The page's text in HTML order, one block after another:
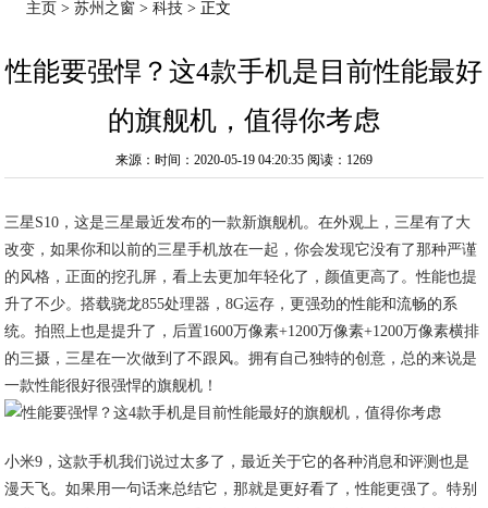
主页 >苏州之窗 >科技 > 正文
性能要强悍？这4款手机是目前性能最好
的旗舰机，值得你考虑
来源：时间：2020-05-19 04:20:35 阅读：1269
三星S10，这是三星最近发布的一款新旗舰机。在外观上，三星有了大
改变，如果你和以前的三星手机放在一起，你会发现它没有了那种严谨
的风格，正面的挖孔屏，看上去更加年轻化了，颜值更高了。性能也提
升了不少。搭载骁龙855处理器，8G运存，更强劲的性能和流畅的系
统。拍照上也是提升了，后置1600万像素+1200万像素+1200万像素横排
的三摄，三星在一次做到了不跟风。拥有自己独特的创意，总的来说是
一款性能很好很强悍的旗舰机！
小米9，这款手机我们说过太多了，最近关于它的各种消息和评测也是
漫天飞。如果用一句话来总结它，那就是更好看了，性能更强了。特别